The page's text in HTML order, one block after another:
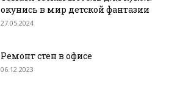
окунись в мир детской фантазии
27.05.2024
Ремонт стен в офисе
06.12.2023